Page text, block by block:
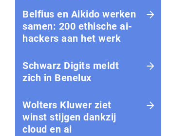
Belfius en Aikido werken
samen: 200 ethische ai-
hackers aan het werk
Schwarz Digits meldt
zich in Benelux
Wolters Kluwer ziet
winst stijgen dankzij
cloud en ai